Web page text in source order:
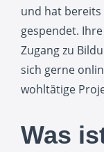
und hat
gespendet.
Zugang zu
sich gerne
wohltätige
Was